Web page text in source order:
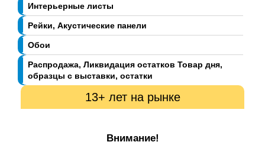
Интерьерные листы
Рейки, Акустические панели
Обои
Распродажа, Ликвидация остатков Товар дня,
образцы с выставки, остатки
13+ лет на рынке
Внимание!